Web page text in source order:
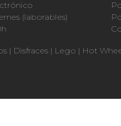
(laborables)
| Disfraces | Lego | Hot